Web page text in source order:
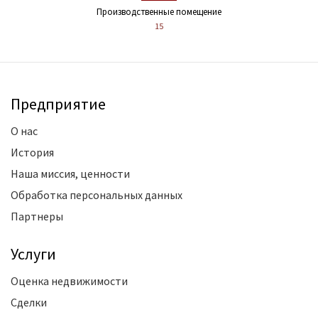
Производственные помещение
15
Предприятие
О нас
История
Наша миссия, ценности
Обработка персональных данных
Партнеры
Услуги
Оценка недвижимости
Сделки